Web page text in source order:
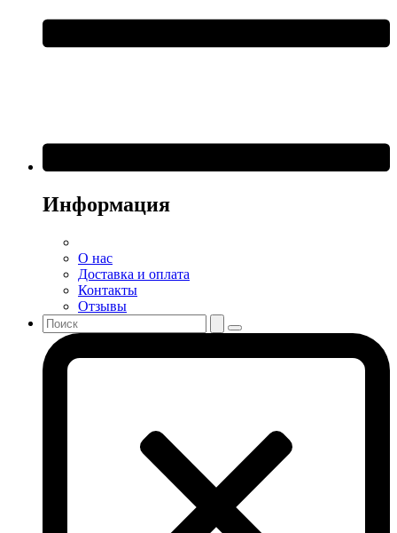
Информация
О нас
Доставка и оплата
Контакты
Отзывы